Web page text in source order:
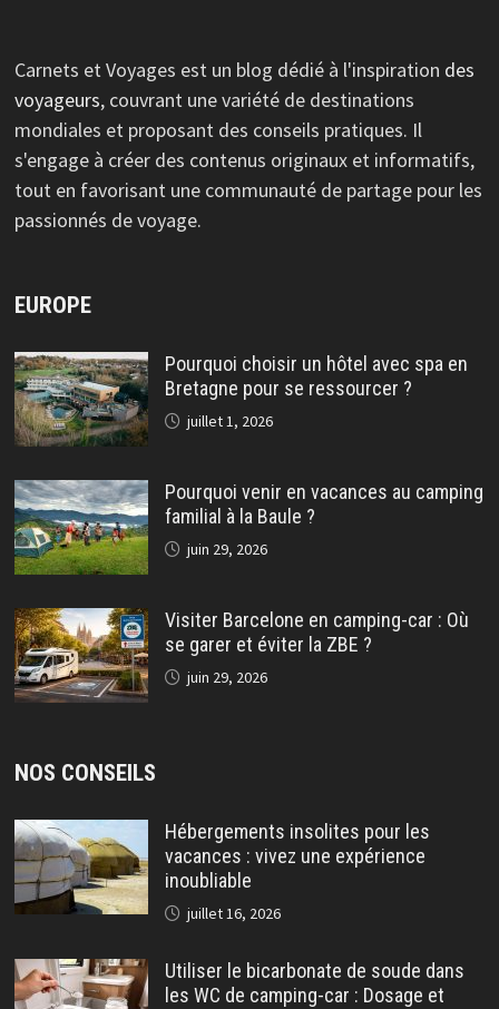
Carnets et Voyages est un blog dédié à l'inspiration des
voyageurs, couvrant une variété de destinations
mondiales et proposant des conseils pratiques. Il
s'engage à créer des contenus originaux et informatifs,
tout en favorisant une communauté de partage pour les
passionnés de voyage.
EUROPE
Pourquoi choisir un hôtel avec spa en
Bretagne pour se ressourcer ?
juillet 1, 2026
Pourquoi venir en vacances au camping
familial à la Baule ?
juin 29, 2026
Visiter Barcelone en camping-car : Où
se garer et éviter la ZBE ?
juin 29, 2026
NOS CONSEILS
Hébergements insolites pour les
vacances : vivez une expérience
inoubliable
juillet 16, 2026
Utiliser le bicarbonate de soude dans
les WC de camping-car : Dosage et